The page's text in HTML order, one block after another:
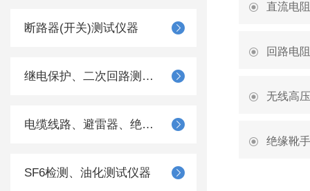
断路器(开关)测试仪器
继电保护、二次回路测试仪器
电缆线路、避雷器、绝缘子测试仪器
SF6检测、油化测试仪器
直流电
回路电
无线高
绝缘靴